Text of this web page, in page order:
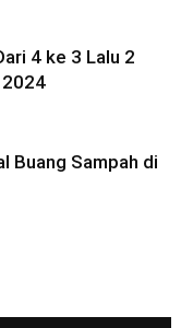
4 ke 3 Lalu 2
2024
Buang Sampah di